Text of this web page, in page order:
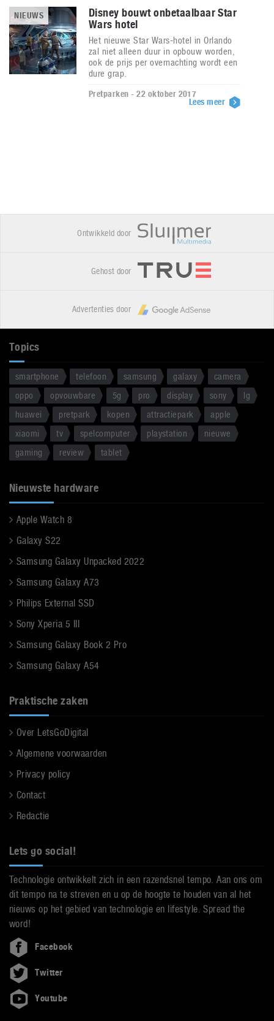
NIEUWS
Disney bouwt onbetaalbaar Star
Wars hotel
Het nieuwe Star Wars-hotel in Orlando
zal niet alleen duur in opbouw worden,
ook de prijs per overnachting wordt een
dure grap.
Pretparken - 22 oktober 2017
Lees meer
Ontwikkeld door
Gehost door
Advertenties door
Topics
smartphone telefoon samsung galaxy
camera
oppo
opvouwbare 5g pro display sony
lg
huawei
pretpark kopen attractiepark
apple
xiaomi
tv spelcomputer playstation
nieuwe
gaming
review tablet
Nieuwste hardware
Apple Watch 8
Galaxy S22
Samsung Galaxy Unpacked 2022
Samsung Galaxy A73
Philips External SSD
Sony Xperia 5 III
Samsung Galaxy Book 2 Pro
Samsung Galaxy A54
Praktische zaken
Over LetsGoDigital
Algemene voorwaarden
Privacy policy
Contact
Redactie
Lets go social!
Technologie ontwikkelt zich in een razendsnel tempo. Aan ons om
dit tempo na te streven en u op de hoogte te houden van al het
nieuws op het gebied van technologie en lifestyle. Spread the
word!
Facebook
Twitter
Youtube